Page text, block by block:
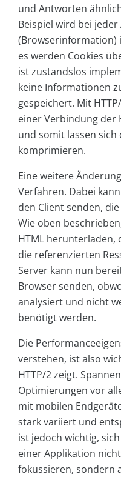
und Antworten
Beispiel wird bei
(Browserinformation)
es werden Cookies
ist zustandslos
keine Informationen
gespeichert. Mit
einer Verbindung der
und somit lassen
komprimieren.
Eine weitere
Verfahren. Dabei
den Client senden,
Wie oben
HTML herunterladen,
die referenzierten
Server kann nun
Browser senden,
analysiert und nicht
benötigt werden.
Die
verstehen, ist also
HTTP/2 zeigt.
Optimierungen vor
mit mobilen
stark variiert und
ist jedoch wichtig,
einer Applikation
fokussieren, sondern